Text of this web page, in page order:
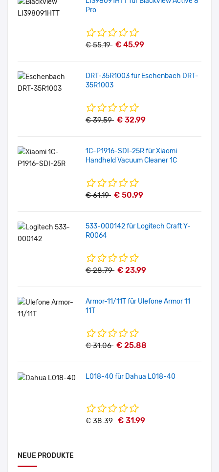
Pro
€ 55.19 € 45.99
DRT-35R1003 für Eschenbach DRT-
35R1003
€ 39.59 € 32.99
1C-P1916-SDI-25R für Xiaomi
Handheld Vacuum Cleaner 1C
€ 61.19 € 50.99
533-000142 für Logitech Craft Y-
R0064
€ 28.79 € 23.99
Armor-11/11T für Ulefone Armor 11
11T
€ 31.06 € 25.88
L018-40 für Dahua L018-40
€ 38.39 € 31.99
NEUE PRODUKTE